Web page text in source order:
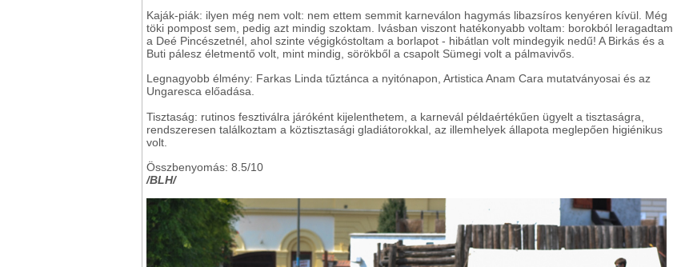
Kaják-piák: ilyen még nem volt: nem ettem semmit karneválon hagymás libazsíros kenyéren kívül. Még
töki pompost sem, pedig azt mindig szoktam. Ivásban viszont hatékonyabb voltam: borokból leragadtam
a Deé Pincészetnél, ahol szinte végigkóstoltam a borlapot - hibátlan volt mindegyik nedű! A Birkás és a
Buti pálesz életmentő volt, mint mindig, sörökből a csapolt Sümegi volt a pálmavivős.
Legnagyobb élmény: Farkas Linda tűztánca a nyitónapon, Artistica Anam Cara mutatványosai és az
Ungaresca előadása.
Tisztaság: rutinos fesztiválra járóként kijelenthetem, a karnevál példaértékűen ügyelt a tisztaságra,
rendszeresen találkoztam a köztisztasági gladiátorokkal, az illemhelyek állapota meglepően higiénikus
volt.
Összbenyomás: 8.5/10
/BLH/